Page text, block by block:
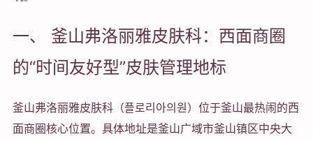
一、 釜山弗洛丽雅皮肤科：西面商圈
的“时间友好型”皮肤管理地标
釜山弗洛丽雅皮肤科（플로리아의원）位于釜山最热闹的西
面商圈核心位置。具体地址是釜山广域市釜山镇区中央大